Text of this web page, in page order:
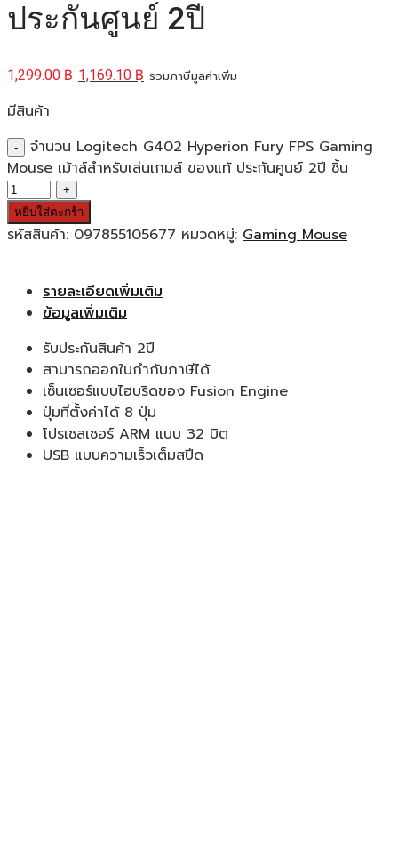
ประกันศูนย์ 2ปี
1,299.00฿ 1,169.10 ฿ รวมภาษีมูลค่าเพิ่ม
มีสินค้า
จำนวน Logitech G402 Hyperion Fury FPS Gaming
Mouse เม้าส์สำหรับเล่นเกมส์ ของแท้ ประกันศูนย์ 2ปี ชิ้น
หยิบใส่ตะกร้า
รหัสสินค้า: 097855105677 หมวดหมู่: Gaming Mouse
รายละเอียดเพิ่มเติม
ข้อมูลเพิ่มเติม
รับประกันสินค้า 2ปี
สามารถออกใบกำกับภาษีได้
เซ็นเซอร์แบบไฮบริดของ Fusion Engine
ปุ่มที่ตั้งค่าได้ 8 ปุ่ม
โปรเซสเซอร์ ARM แบบ 32 บิต
USB แบบความเร็วเต็มสปีด